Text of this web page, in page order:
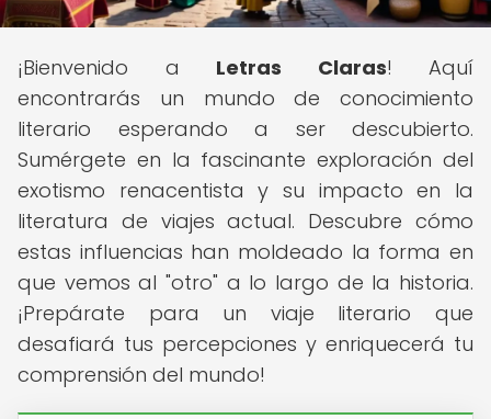
¡Bienvenido a Letras Claras! Aquí
encontrarás un mundo de conocimiento
literario esperando a ser descubierto.
Sumérgete en la fascinante exploración del
exotismo renacentista y su impacto en la
literatura de viajes actual. Descubre cómo
estas influencias han moldeado la forma en
que vemos al "otro" a lo largo de la historia.
¡Prepárate para un viaje literario que
desafiará tus percepciones y enriquecerá tu
comprensión del mundo!